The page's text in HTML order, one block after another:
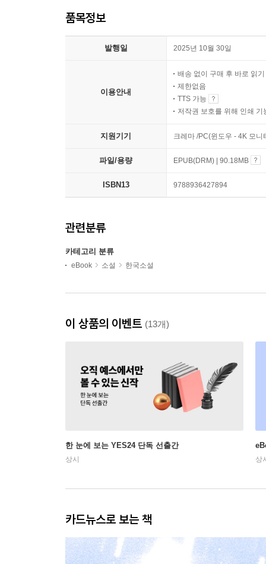
품목정보
발행일 2025년 10월 30일
이용안내
배송 없이 구매 후 바로 읽기
제한없음
TTS 가능
저작권 보호를 위해 인쇄 기
지원기기 크레마 /PC(윈도우 - 4K 모
파일/용량 EPUB(DRM) | 90.18MB
ISBN13 9788936427894
관련분류
카테고리 분류
eBook 소설 한국소설
이 상품의 이벤트 (13개)
한 눈에 보는 YES24 단독 선출간
상시 상
카드뉴스로 보는 책